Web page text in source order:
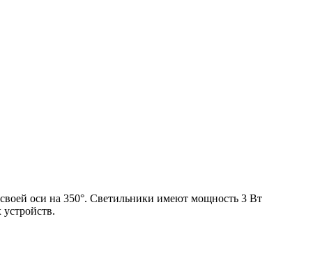
оси на 350°. Светильники имеют мощность 3 Вт